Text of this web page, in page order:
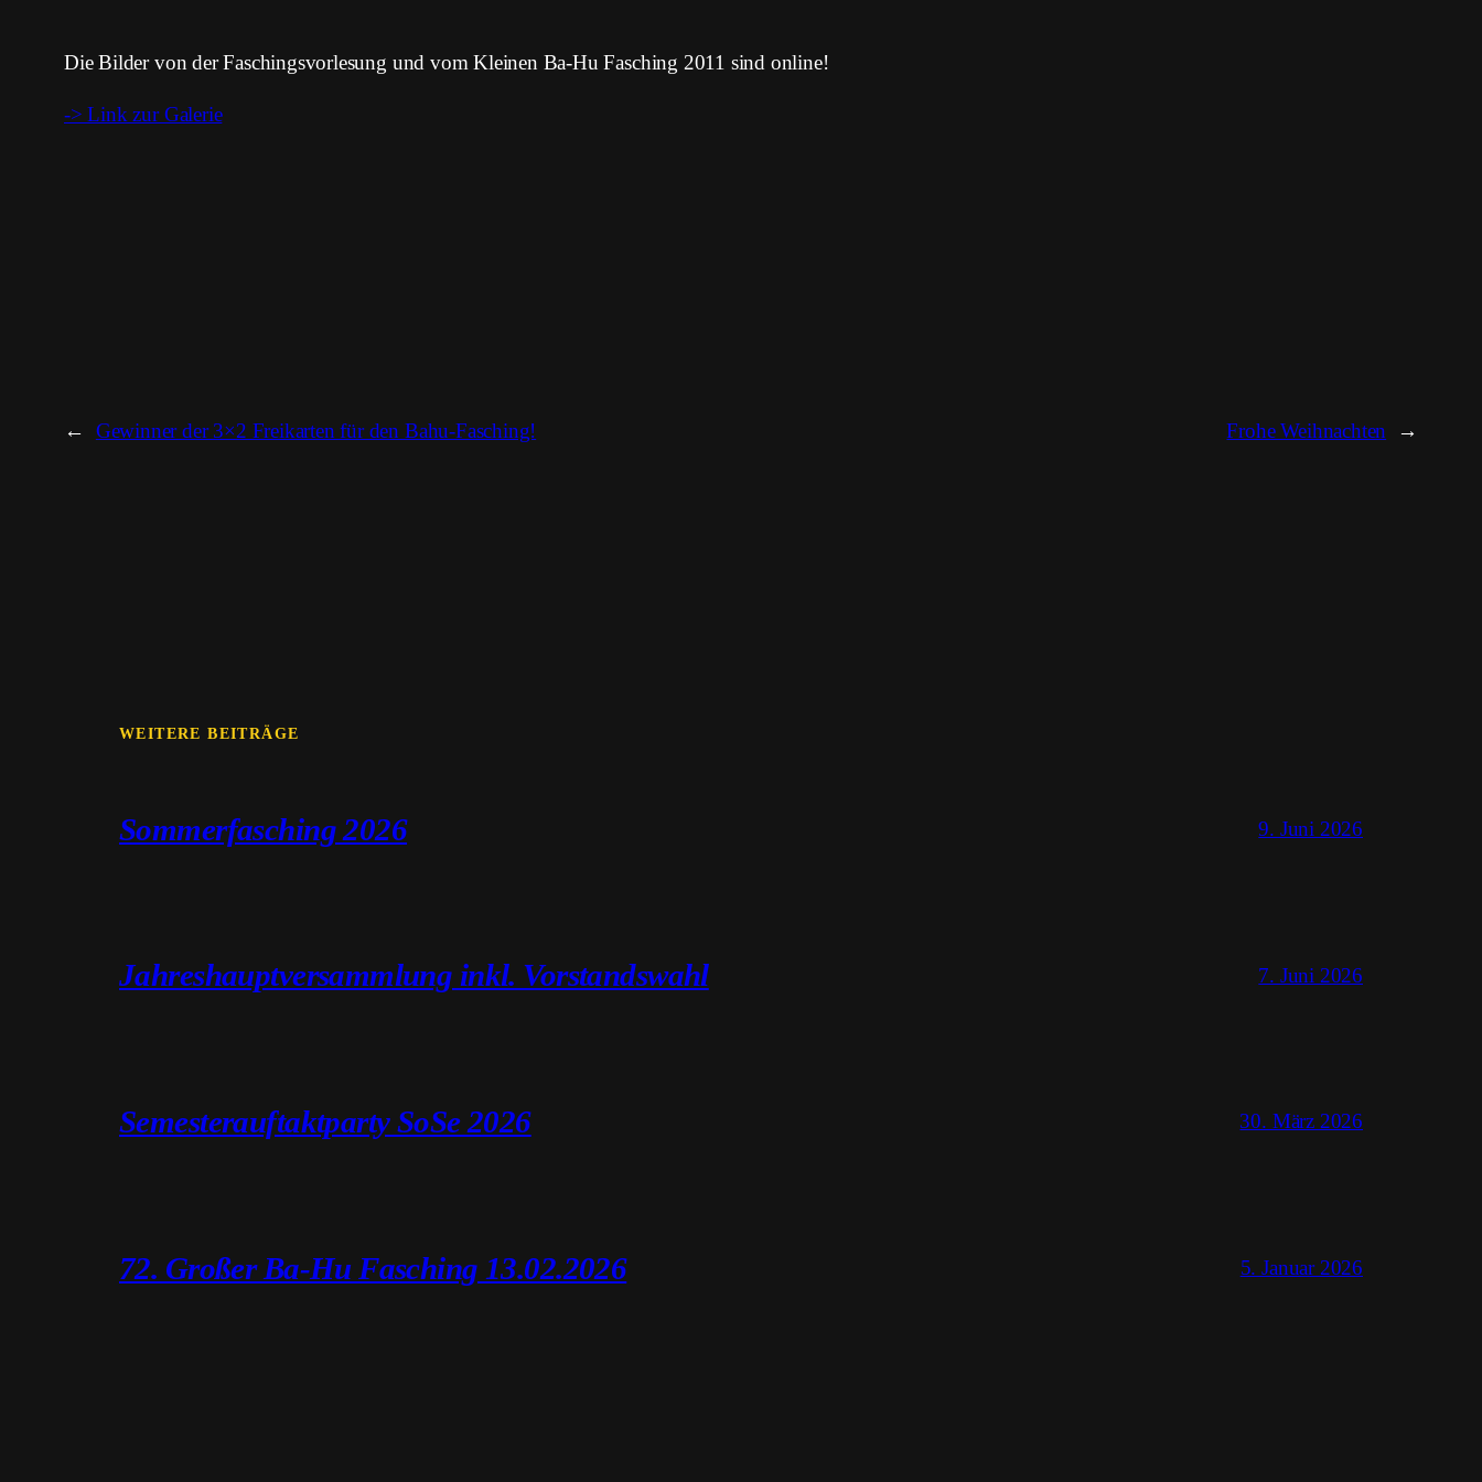
Die Bilder von der Faschingsvorlesung und vom Kleinen Ba-Hu Fasching 2011 sind online!
-> Link zur Galerie
← Gewinner der 3×2 Freikarten für den Bahu-Fasching! Frohe Weihnachten →
WEITERE BEITRÄGE
Sommerfasching 2026 9. Juni 2026
Jahreshauptversammlung inkl. Vorstandswahl 7. Juni 2026
Semesterauftaktparty SoSe 2026 30. März 2026
72. Großer Ba-Hu Fasching 13.02.2026 5. Januar 2026